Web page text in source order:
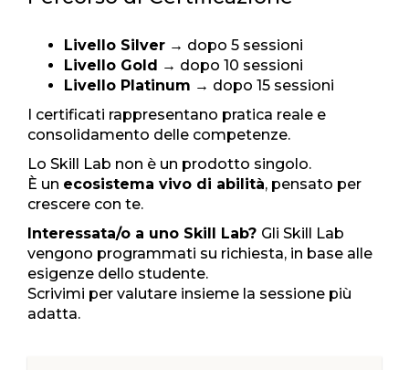
Livello Silver → dopo 5 sessioni
Livello Gold → dopo 10 sessioni
Livello Platinum → dopo 15 sessioni
I certificati rappresentano pratica reale e
consolidamento delle competenze.
Lo Skill Lab non è un prodotto singolo.
È un ecosistema vivo di abilità, pensato per
crescere con te.
Interessata/o a uno Skill Lab? Gli Skill Lab
vengono programmati su richiesta, in base alle
esigenze dello studente.
Scrivimi per valutare insieme la sessione più
adatta.